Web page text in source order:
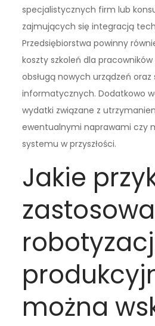
specjalistycznych firm lub
zajmujących się integracją
Przedsiębiorstwa powinny
koszty szkoleń dla
obsługą nowych urządzeń
informatycznych. Dodatkowo
wydatki związane z
ewentualnymi naprawami czy
systemu w przyszłości.
Jakie
można